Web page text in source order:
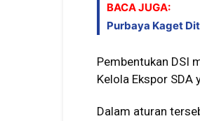
BACA JUGA:
Purbaya Kaget
Pembentukan DSI
Kelola Ekspor
Dalam aturan